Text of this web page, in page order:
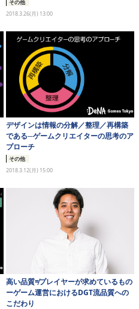
その他
2018.3.26(月) 13:00
デザインは情報の分解／整理／再構築
である─ゲームクリエイターの思考のア
プローチ
その他
2018.3.12(月) 15:00
高い品質≠プレイヤーが求めているもの
ーゲーム運営におけるDGT流品質への
こだわり